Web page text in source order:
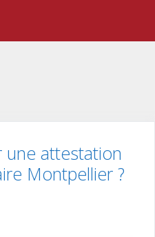
attestation
Montpellier ?